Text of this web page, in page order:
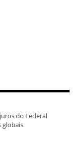
do Federal
globais